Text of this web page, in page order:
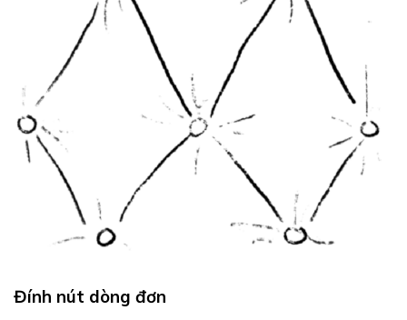
Đính nút dòng đơn